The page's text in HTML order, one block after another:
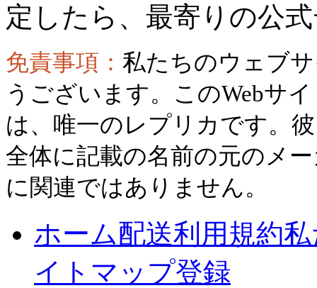
定したら、最寄りの公
免責事項： 私たちのウェブ
うございます。このWebサ
は、唯一のレプリカです。
全体に記載の名前の元のメ
に関連ではありません。
ホーム配送利用規約
イトマップ登録